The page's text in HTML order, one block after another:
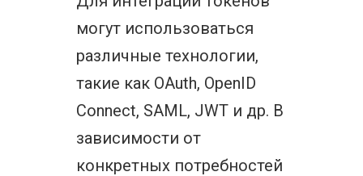
могут использоваться
различные технологии,
такие как OAuth, OpenID
Connect, SAML, JWT и др. В
зависимости от
конкретных потребностей